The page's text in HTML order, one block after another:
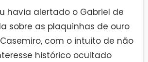
havia alertado o Gabriel de
sobre as plaquinhas de ouro
com o intuito de não
histórico ocultado